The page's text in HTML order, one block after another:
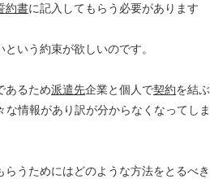
約書に記入してもらう必要があります
いう約束が欲しいのです。
あるため派遣先企業と個人で契約を結ぶ
情報があり訳が分からなくなってしま
うためにはどのような方法をとるべき